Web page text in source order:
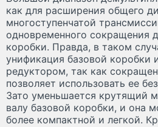
как для расширения общего
многоступенчатой
одновременного сокращения
коробки. Правда, в таком
унификация базовой коробки
редуктором, так как
позволяет использовать ее
Зато уменьшается крутящий
валу базовой коробки, и она
более компактной и легкой.